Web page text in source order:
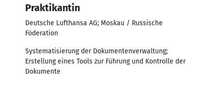
Praktikantin
Deutsche Lufthansa AG; Moskau / Russische
Föderation
Systematisierung der Dokumentenverwaltung;
Erstellung eines Tools zur Führung und Kontrolle der
Dokumente